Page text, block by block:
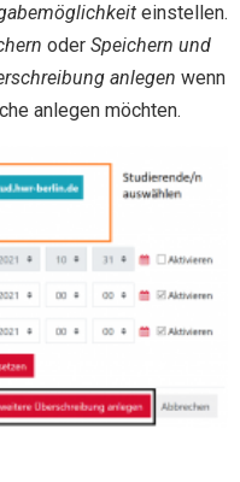
einstellen.
oder Speichern und
anlegen wenn
anlegen möchten.